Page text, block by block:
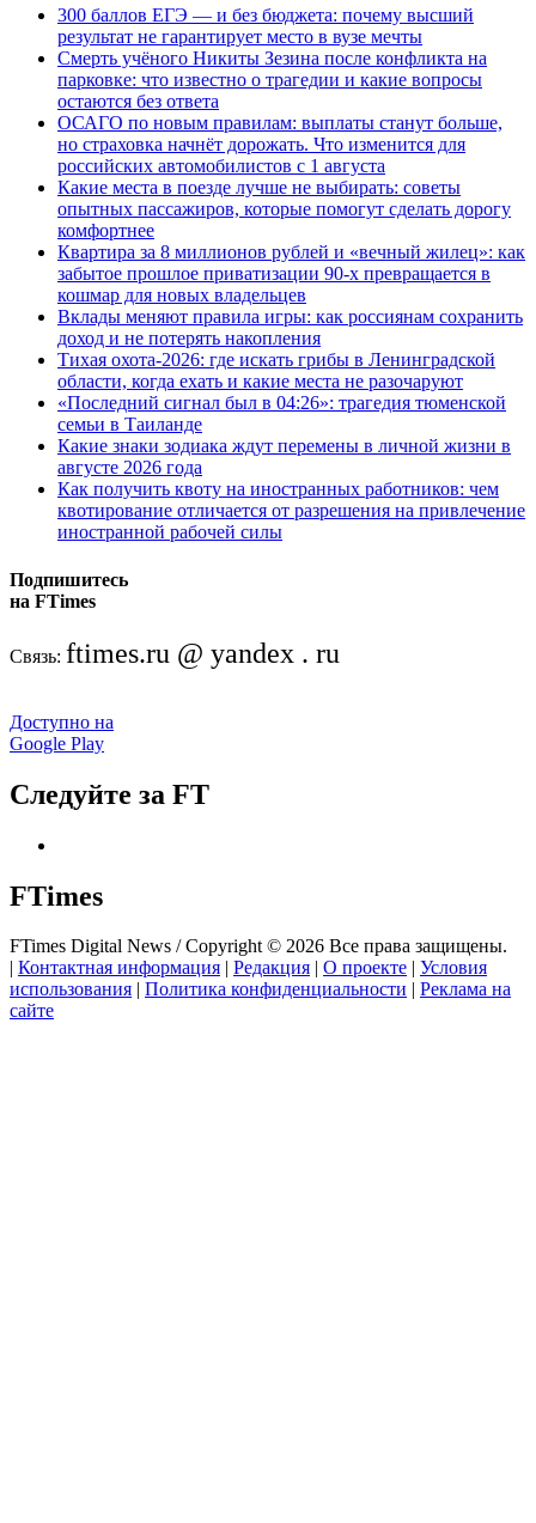
300 баллов ЕГЭ — и без бюджета: почему высший
результат не гарантирует место в вузе мечты
Смерть учёного Никиты Зезина после конфликта на
парковке: что известно о трагедии и какие вопросы
остаются без ответа
ОСАГО по новым правилам: выплаты станут больше,
но страховка начнёт дорожать. Что изменится для
российских автомобилистов с 1 августа
Какие места в поезде лучше не выбирать: советы
опытных пассажиров, которые помогут сделать дорогу
комфортнее
Квартира за 8 миллионов рублей и «вечный жилец»: как
забытое прошлое приватизации 90-х превращается в
кошмар для новых владельцев
Вклады меняют правила игры: как россиянам сохранить
доход и не потерять накопления
Тихая охота-2026: где искать грибы в Ленинградской
области, когда ехать и какие места не разочаруют
«Последний сигнал был в 04:26»: трагедия тюменской
семьи в Таиланде
Какие знаки зодиака ждут перемены в личной жизни в
августе 2026 года
Как получить квоту на иностранных работников: чем
квотирование отличается от разрешения на привлечение
иностранной рабочей силы
Подпишитесь
на FTimes
Связь: ftimes.ru @ yandex . ru
Доступно на
Google Play
Следуйте за FT
FTimes
FTimes Digital News / Copyright © 2026 Все права защищены.
Контактная информация Редакция О проекте
Условия
использования
Политика конфиденциальности
Реклама на
сайте